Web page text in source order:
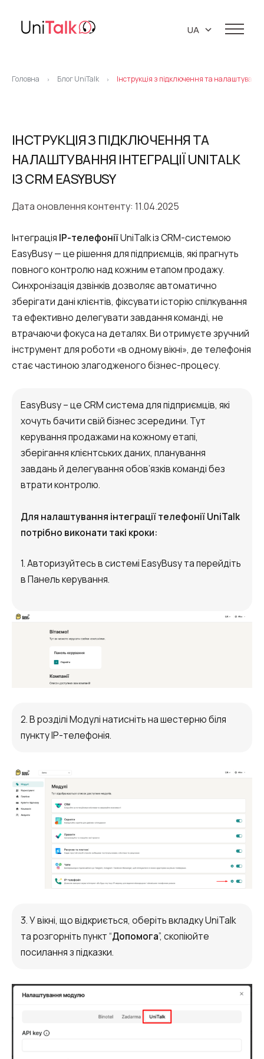
Віртуальна АТС
Віджет зворотний дзвінок (Callback)
Запис телефонних розмов
Мовна аналітика
UniTalk Contact Center
SIP-телефонія
Автоматизація
Голосовий AI-агент
Автоматична система розподілу
дзвінків
UniTalk Chat
Автоматичне телефонне опитування
Автоматичний зворотний дзвінок
Автоінформатор
Конструктор телефонних подій
Додаткові послуги
SIP Trunk
Міжнародні SMS-розсилки для бізнесу
Синтез мови
Голосове привітання
Сервіс підтвердження номера
телефону
Інтеграція з IP телефонією
Телефонна аналітика для бізнесу
Viber-розсилки
База знань
API
Блог
Про нас
Партнери
Про компанію
Контакти
UA
Головна > Блог UniTalk > Інструкція з підключення та
ІНСТРУКЦІЯ З ПІДКЛЮЧЕННЯ ТА
НАЛАШТУВАННЯ ІНТЕГРАЦІЇ UNITALK
ІЗ CRM EASYBUSY
Дата оновлення контенту: 11.04.2025
Інтеграція IP-телефоніїUniTalk із CRM-системою
EasyBusy — це рішення для підприємців, які прагнуть
повного контролю над кожним етапом продажу.
Синхронізація дзвінків дозволяє автоматично
зберігати дані клієнтів, фіксувати історію спілкування
та ефективно делегувати завдання команді, не
втрачаючи фокуса на деталях. Ви отримуєте зручний
інструмент для роботи «в одному вікні», де телефонія
стає частиною злагодженого бізнес-процесу.
EasyBusy – це CRM система для підприємців, які
хочуть бачити свій бізнес зсередини. Тут
керування продажами на кожному етапі,
зберігання клієнтських даних, планування
завдань й делегування обов’язків команді без
втрати контролю.
Для налаштування інтеграції телефонії UniTalk
потрібно виконати такі кроки:
1. Авторизуйтесь в системі EasyBusy та перейдіть
в Панель керування.
2. В розділі Модулі натисніть на шестерню біля
пункту IP-телефонія.
3. У вікні, що відкриється, оберіть вкладку UniTalk
та розгорніть пункт “Допомога”, скопіюйте
посилання з підказки.